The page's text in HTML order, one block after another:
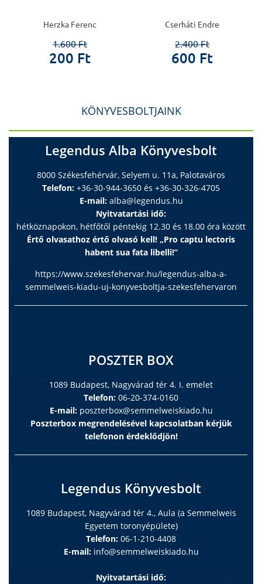
Herzka Ferenc
1.600 Ft
200 Ft
Cserháti Endre
2.400 Ft
600 Ft
KÖNYVESBOLTJAINK
Legendus Alba Könyvesbolt
8000 Székesfehérvár, Selyem u. 11a, Palotaváros
Telefon: +36-30-944-3650 és +36-30-326-4705
E-mail: alba@legendus.hu
Nyitvatartási idő:
hétköznapokon, hétfőtől péntekig 12.30 és 18.00 óra között
Értő olvasathoz értő olvasó kell! „Pro captu lectoris
habent sua fata libelli!”
https://www.szekesfehervar.hu/legendus-alba-a-
semmelweis-kiadu-uj-konyvesboltja-szekesfehervaron
POSZTER BOX
1089 Budapest, Nagyvárad tér 4. I. emelet
Telefon: 06-20-374-0160
E-mail: poszterbox@semmelweiskiado.hu
Poszterbox megrendelésével kapcsolatban kérjük
telefonon érdeklődjön!
Legendus Könyvesbolt
1089 Budapest, Nagyvárad tér 4., Aula (a Semmelweis
Egyetem toronyépülete)
Telefon: 06-1-210-4408
E-mail: info@semmelweiskiado.hu
Nyitvatartási idő: